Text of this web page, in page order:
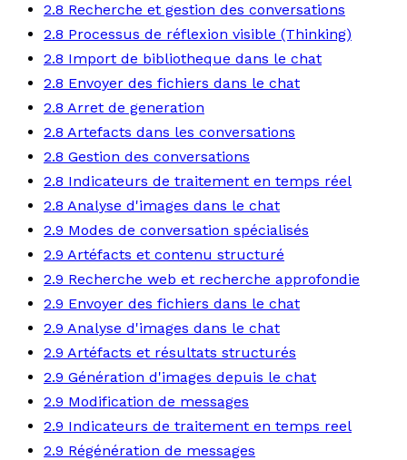
2.8 Recherche et gestion des conversations
2.8 Processus de réflexion visible (Thinking)
2.8 Import de bibliotheque dans le chat
2.8 Envoyer des fichiers dans le chat
2.8 Arret de generation
2.8 Artefacts dans les conversations
2.8 Gestion des conversations
2.8 Indicateurs de traitement en temps réel
2.8 Analyse d'images dans le chat
2.9 Modes de conversation spécialisés
2.9 Artéfacts et contenu structuré
2.9 Recherche web et recherche approfondie
2.9 Envoyer des fichiers dans le chat
2.9 Analyse d'images dans le chat
2.9 Artéfacts et résultats structurés
2.9 Génération d'images depuis le chat
2.9 Modification de messages
2.9 Indicateurs de traitement en temps reel
2.9 Régénération de messages